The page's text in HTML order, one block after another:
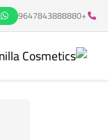
+9647843888880